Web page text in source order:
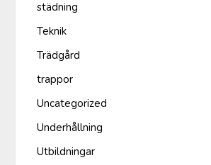
städning
Teknik
Trädgård
trappor
Uncategorized
Underhållning
Utbildningar